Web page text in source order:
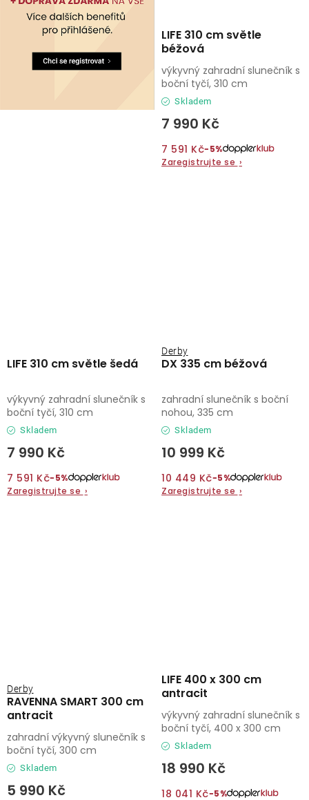
LIFE 310 cm světle
béžová
Skladem
7 990 Kč
7 591 Kč−5%
Zaregistrujte se ›
výkyvný zahradní slunečník s
boční tyčí, 310 cm
LIFE 310 cm světle šedá
Skladem
7 990 Kč
7 591 Kč−5%
Zaregistrujte se ›
výkyvný zahradní slunečník s
boční tyčí, 310 cm
DX 335 cm béžová
Derby
Skladem
10 999 Kč
10 449 Kč−5%
Zaregistrujte se ›
zahradní slunečník s boční
nohou, 335 cm
RAVENNA SMART 300 cm
antracit
Derby
Skladem
5 990 Kč
zahradní výkyvný slunečník s
boční tyčí, 300 cm
LIFE 400 x 300 cm
antracit
Skladem
18 990 Kč
18 041 Kč−5%
výkyvný zahradní slunečník s
boční tyčí, 400 x 300 cm